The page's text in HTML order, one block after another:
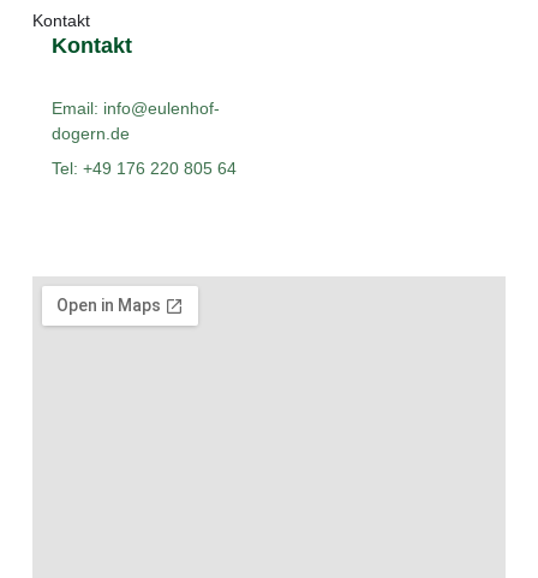
Kontakt
Kontakt
Email: info@eulenhof-
dogern.de
Tel: +49 176 220 805 64